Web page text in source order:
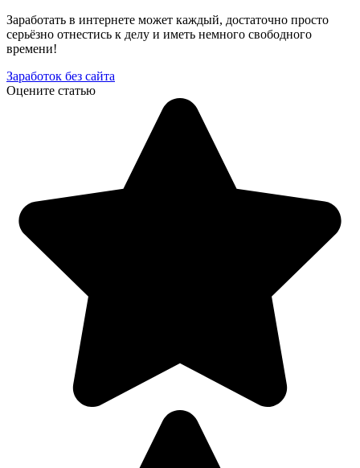
Заработать в интернете может каждый, достаточно просто
серьёзно отнестись к делу и иметь немного свободного
времени!
Заработок без сайта
Оцените статью